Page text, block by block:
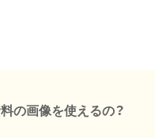
の画像を使えるの？